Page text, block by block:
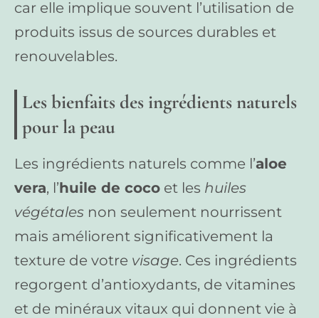
car elle implique souvent l’utilisation de
produits issus de sources durables et
renouvelables.
Les bienfaits des ingrédients naturels
pour la peau
Les ingrédients naturels comme l’aloe
vera, l’huile de coco et les huiles
végétales non seulement nourrissent
mais améliorent significativement la
texture de votre visage. Ces ingrédients
regorgent d’antioxydants, de vitamines
et de minéraux vitaux qui donnent vie à